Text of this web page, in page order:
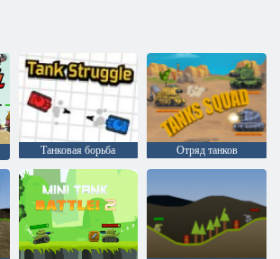
Танковая борьба Отряд танков